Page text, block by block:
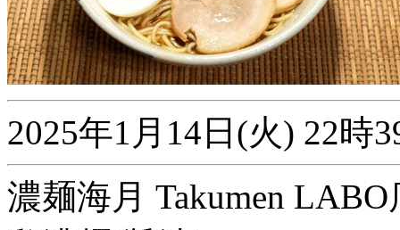
2025年1月14日(火) 22時
濃麺海月 Takumen